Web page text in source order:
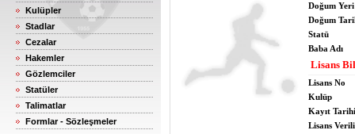
Kulüpler
Stadlar
Cezalar
Hakemler
Gözlemciler
Statüler
Talimatlar
Formlar - Sözleşmeler
Doğum Yeri
Doğum
Statü
Baba Adı
Lisans
Lisans No
Kulüp
Kayıt Tarihi
Lisans